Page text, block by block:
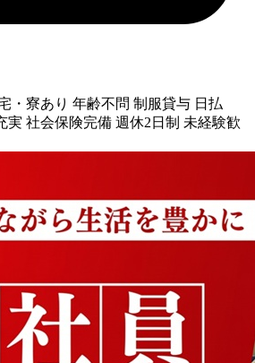
・寮あり 年齢不問 制服貸与 日払
実 社会保険完備 週休2日制 未経験歓